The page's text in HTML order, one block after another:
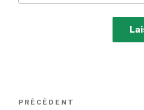
Navigation
Article
PRÉCÉDENT